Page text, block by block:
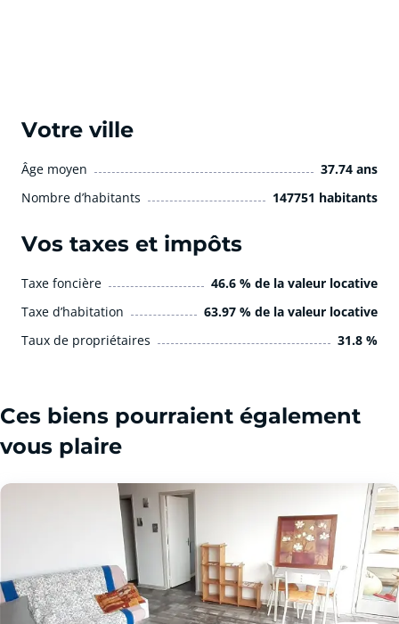
Votre ville
Âge moyen
37.74 ans
Nombre d’habitants
147751 habitants
Vos taxes et impôts
Taxe foncière
46.6 % de la valeur locative
Taxe d’habitation
63.97 % de la valeur locative
Taux de propriétaires
31.8 %
Ces biens pourraient également
vous plaire